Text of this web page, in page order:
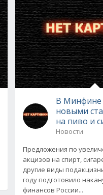
В Минфине
новыми
на пиво и
Новости
Предложения по
акцизов на спирт,
другие виды
году подготовило
финансов России...